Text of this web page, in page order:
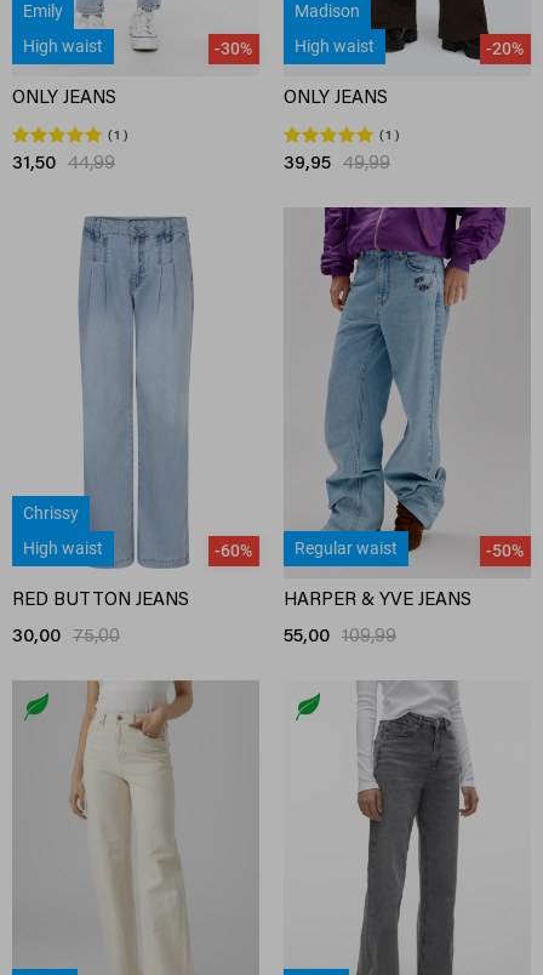
Emily
High waist
-30%
ONLY JEANS
1
31,50 44,99
Madison
High waist
-20%
ONLY JEANS
1
39,95 49,99
Chrissy
High waist
-60%
RED BUTTON JEANS
30,00 75,00
Regular waist -50%
HARPER & YVE JEANS
55,00 109,99